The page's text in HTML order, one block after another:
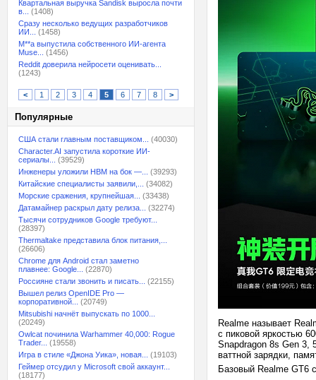
Квартальная выручка Sandisk выросла почти
в...
(1408)
Сразу несколько ведущих разработчиков
ИИ...
(1458)
M**a выпустила собственного ИИ-агента
Muse...
(1456)
Reddit доверила нейросети оценивать...
(1243)
< 1 2 3 4 5 6 7 8 >
Популярные
США стали главным поставщиком...
(40030)
Character.AI запустила короткие ИИ-
сериалы...
(39529)
Инженеры уложили HBM на бок —...
(39293)
Китайские специалисты заявили,...
(34082)
Морские сражения, крупнейшая...
(33438)
Датамайнер раскрыл дату релиза...
(32274)
Тысячи сотрудников Google требуют...
(28397)
Thermaltake представила блок питания,...
(26606)
Chrome для Android стал заметно
плавнее: Google...
(22870)
Россияне стали звонить и писать...
(22155)
Вышел релиз OpenIDE Pro —
корпоративной...
(20749)
Mitsubishi начнёт выпускать по 1000...
(20249)
Owlcat починила Warhammer 40,000: Rogue
Trader...
(19558)
Игра в стиле «Джона Уика», новая...
(19103)
Геймер отсудил у Microsoft свой аккаунт...
(18177)
Realme называет
с пиковой яркостью
Snapdragon 8s Gen 3,
ваттной зарядки,
Базовый Realme GT6